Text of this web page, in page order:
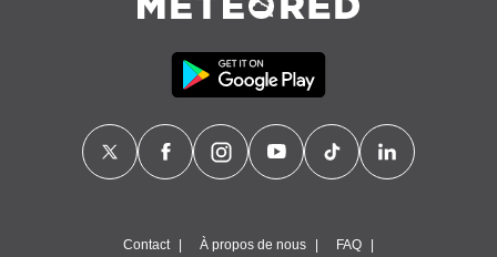
Contact À propos de nous FAQ